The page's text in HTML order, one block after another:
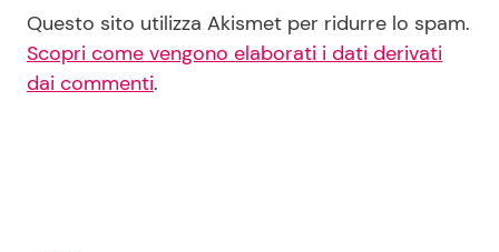
Questo sito utilizza Akismet per ridurre lo spam.
Scopri come vengono elaborati i dati derivati
dai commenti.